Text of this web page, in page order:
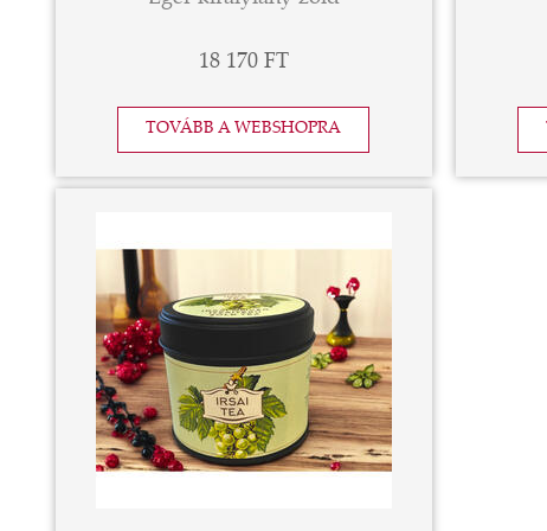
18 170 FT
TOVÁBB A WEBSHOPRA